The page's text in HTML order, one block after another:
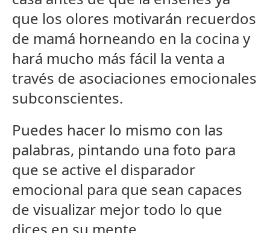
que los olores motivarán recuerdos
de mamá horneando en la cocina y
hará mucho más fácil la venta a
través de asociaciones emocionales
subconscientes.
Puedes hacer lo mismo con las
palabras, pintando una foto para
que se active el disparador
emocional para que sean capaces
de visualizar mejor todo lo que